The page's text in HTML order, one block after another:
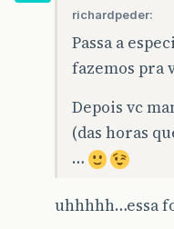
richardpeder:
Passa a
fazemos pra
Depois vc
(das horas
…
uhhhhh…essa